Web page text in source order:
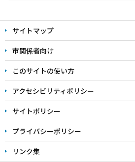
文
こ
こ
ま
で
サイトマップ
市関係者向け
このサイトの使い方
アクセシビリティポリシー
サイトポリシー
プライバシーポリシー
リンク集